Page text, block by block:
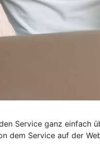
Service ganz einfach
dem Service auf der